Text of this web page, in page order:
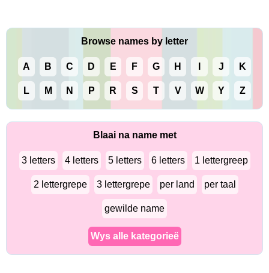
Browse names by letter
A B C D E F G H J K
L M N P R S T V W Y Z
Blaai na name met
3 letters 4 letters 5 letters 6 letters 1 lettergreep
2 lettergrepe 3 lettergrepe per land per taal
gewilde name
Wys alle kategorieë